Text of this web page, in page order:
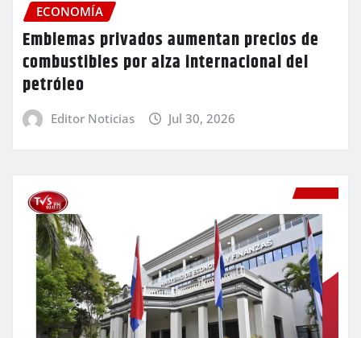
ECONOMÍA
Emblemas privados aumentan precios de
combustibles por alza internacional del
petróleo
Editor Noticias Jul 30, 2026